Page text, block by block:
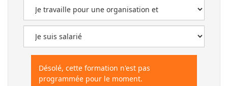
Désolé, cette formation n'est pas
programmée pour le moment.